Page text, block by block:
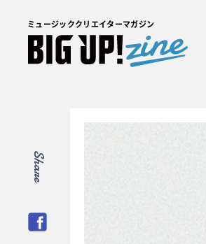
ミュージッククリエイターマガジン
Share